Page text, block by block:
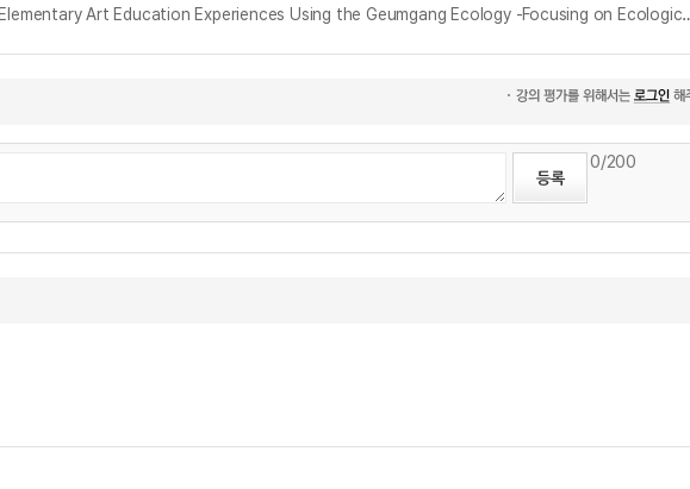
금강 생태를 활용한 초등 미술 수업 경험에 대한 내러티브 탐구 : 자연물을 활용한 생태
0/200